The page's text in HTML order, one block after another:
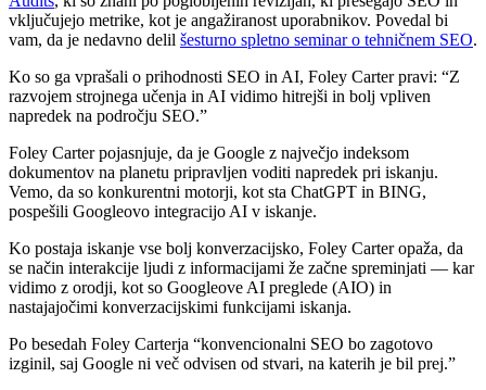
vključujejo metrike, kot je angažiranost uporabnikov. Povedal bi
vam, da je nedavno delil šesturno spletno seminar o tehničnem SEO.
Ko so ga vprašali o prihodnosti SEO in AI, Foley Carter pravi: “Z
razvojem strojnega učenja in AI vidimo hitrejši in bolj vpliven
napredek na področju SEO.”
Foley Carter pojasnjuje, da je Google z največjo indeksom
dokumentov na planetu pripravljen voditi napredek pri iskanju.
Vemo, da so konkurentni motorji, kot sta ChatGPT in BING,
pospešili Googleovo integracijo AI v iskanje.
Ko postaja iskanje vse bolj konverzacijsko, Foley Carter opaža, da
se način interakcije ljudi z informacijami že začne spreminjati — kar
vidimo z orodji, kot so Googleove AI preglede (AIO) in
nastajajočimi konverzacijskimi funkcijami iskanja.
Po besedah Foley Carterja “konvencionalni SEO bo zagotovo
izginil, saj Google ni več odvisen od stvari, na katerih je bil prej.”